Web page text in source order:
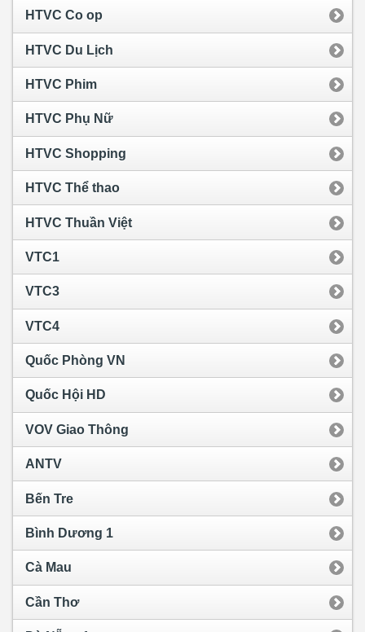
HTVC Co op
HTVC Du Lịch
HTVC Phim
HTVC Phụ Nữ
HTVC Shopping
HTVC Thể thao
HTVC Thuần Việt
VTC1
VTC3
VTC4
Quốc Phòng VN
Quốc Hội HD
VOV Giao Thông
ANTV
Bến Tre
Bình Dương 1
Cà Mau
Cần Thơ